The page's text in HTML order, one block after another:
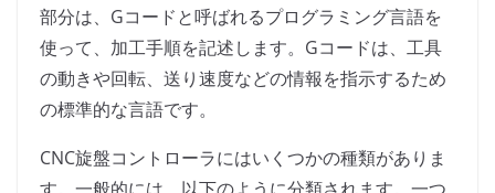
部分は、Gコードと呼ばれるプログラミング言語を
使って、加工手順を記述します。Gコードは、工具
の動きや回転、送り速度などの情報を指示するため
の標準的な言語です。
CNC旋盤コントローラにはいくつかの種類がありま